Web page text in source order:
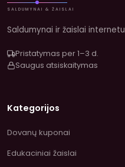
SALDUMYNAI & ŽAISLAI
Saldumynai ir žaislai internetu
Pristatymas per 1–3 d.
Saugus atsiskaitymas
Kategorijos
Dovanų kuponai
Edukaciniai žaislai